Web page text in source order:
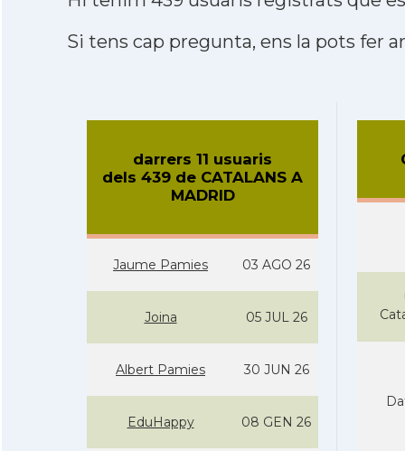
Si tens cap pregunta, ens la pots fer
darrers 11 usuaris
dels 439 de CATALANS A
MADRID
Jaume Pamies 03 AGO 26
Joina 05 JUL 26
Albert Pamies 30 JUN 26
EduHappy 08 GEN 26